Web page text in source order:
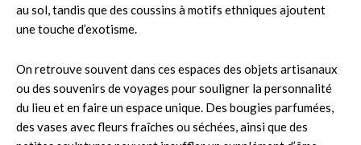
au sol, tandis que des coussins à motifs ethniques ajoutent
une touche d’exotisme.
On retrouve souvent dans ces espaces des objets artisanaux
ou des souvenirs de voyages pour souligner la personnalité
du lieu et en faire un espace unique. Des bougies parfumées,
des vases avec fleurs fraîches ou séchées, ainsi que des